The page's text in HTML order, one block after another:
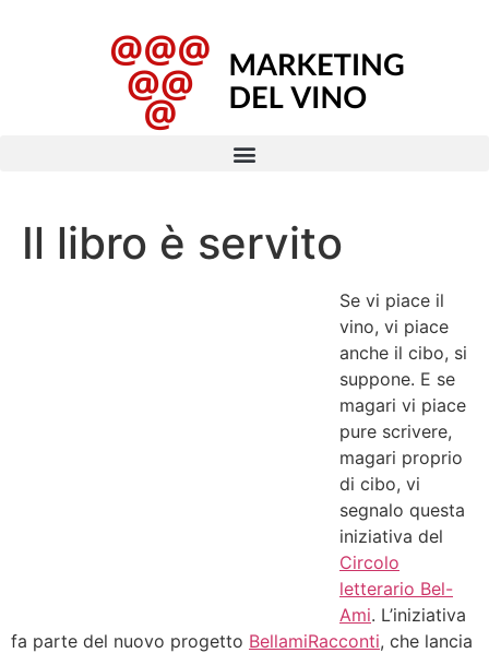
Il libro è servito
Se vi piace il
vino, vi piace
anche il cibo, si
suppone. E se
magari vi piace
pure scrivere,
magari proprio
di cibo, vi
segnalo questa
iniziativa del
Circolo
letterario Bel-
Ami. L’iniziativa
fa parte del nuovo progetto BellamiRacconti, che lancia